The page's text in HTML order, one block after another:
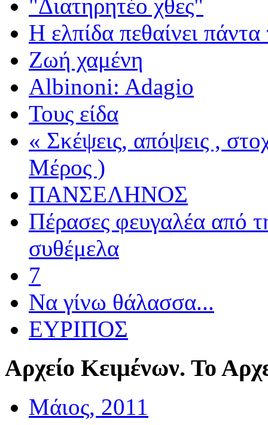
"Διατηρητέο χθες"
Η ελπίδα πεθαίνει πάντα
Ζωή χαμένη
Albinoni: Adagio
Τους είδα
« Σκέψεις, απόψεις ,
Μέρος )
ΠΑΝΣΕΛΗΝΟΣ
Πέρασες φευγαλέα από
συθέμελα
7
Να γίνω θάλασσα...
ΕΥΡΙΠΟΣ
Αρχείο Κειμένων. Το
Μάιος, 2011